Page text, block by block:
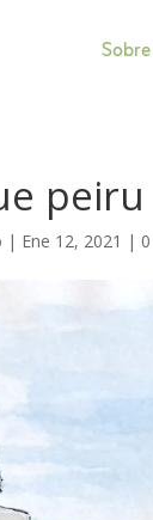
| Ene 12, 2021 |